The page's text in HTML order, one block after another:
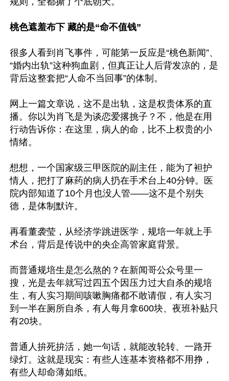
桃色遮羞布下 藏的是“命不值钱”
很多人看到肖飞事件，可能第一反应是“桃色新闻”、
“婚内出轨”这种狗血剧，但真正让人后背发凉的，是
背后这整套把“人命不当回事”的体制。
网上一篇文章说，这不是出轨，这是权贵体系的直
播。你以为肖飞是为谈恋爱撂挑子？不，他是在用
行动告诉你：在这里，病人的命，比不上权贵的小
情绪。
想想，一个国家级三甲医院的副主任，能为了袒护
情人，把打了麻药的病人扔在手术台上40分钟。医
院内部知道了10个月也没人管——这不是个别失
德，是体制默许。
再看董袭莹，从经济学跳进医学，规培一年就上手
术台，背后是传说中的央企高管家庭背景。
而普通规培生是怎么熬的？在新闻哥公众号里一
搜，光是去年就写过四五个因压力过大自杀的规培
生，有人实习期间咳嗽胸痛都不敢请假，有人实习
到一半在厕所自杀，有人每月拿600块、夜班补贴只
有20块。
普通人拚死拚活，她一句话，就能改轮转、一路开
绿灯。这就是现实：有些人连基本资格都不用挣，
有些人却命薄如纸。